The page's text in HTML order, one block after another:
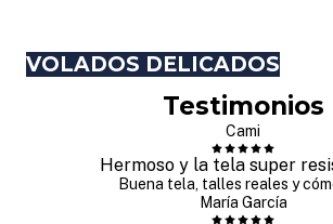
VOLADOS DELICADOS
Testimonios
Cami
Hermoso y la tela super
Buena tela, talles reales y
María García